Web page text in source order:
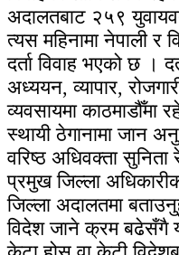
अदालतबाट २५९
त्यस महिनामा नेपाली र
दर्ता विवाह भएको छ ।
अध्ययन, व्यापार,
व्यवसायमा काठमाडौँमा
स्थायी ठेगानामा जान
वरिष्ठ अधिवक्ता सुनिता
प्रमुख जिल्ला
जिल्ला अदालतमा
विदेश जाने क्रम बढेसँगै